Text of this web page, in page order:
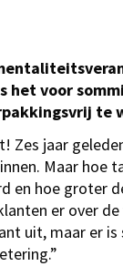
het voor
te
Zes jaar
Maar hoe
en hoe groter
er over
uit, maar er is